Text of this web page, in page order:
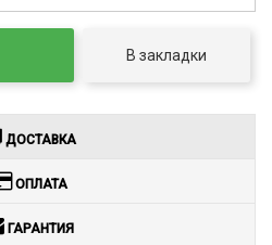
В закладки
ДОСТАВКА
ОПЛАТА
ГАРАНТИЯ